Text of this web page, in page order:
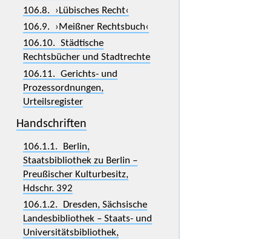
106.8. ›Lübisches Recht‹
106.9. ›Meißner Rechtsbuch‹
106.10. Städtische
Rechtsbücher und Stadtrechte
106.11. Gerichts- und
Prozessordnungen,
Urteilsregister
Handschriften
106.1.1. Berlin,
Staatsbibliothek zu Berlin –
Preußischer Kulturbesitz,
Hdschr. 392
106.1.2. Dresden, Sächsische
Landesbibliothek – Staats- und
Universitätsbibliothek,